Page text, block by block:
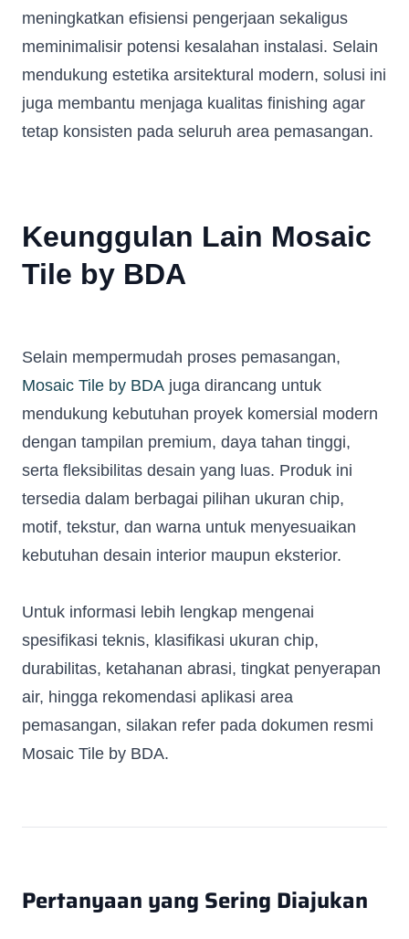
Fill in your data to download our E
Catalogue from BDA
close
Full Name
Whatsapp Number*
Email Address*
Occupation*
Submit
meningkatkan efisiensi pengerjaan sekaligus
meminimalisir potensi kesalahan instalasi. Selain
mendukung estetika arsitektural modern, solusi ini
juga membantu menjaga kualitas finishing agar
tetap konsisten pada seluruh area pemasangan.
Keunggulan Lain Mosaic
Tile by BDA
Selain mempermudah proses pemasangan,
Mosaic Tile by BDA juga dirancang untuk
mendukung kebutuhan proyek komersial modern
dengan tampilan premium, daya tahan tinggi,
serta fleksibilitas desain yang luas. Produk ini
tersedia dalam berbagai pilihan ukuran chip,
motif, tekstur, dan warna untuk menyesuaikan
kebutuhan desain interior maupun eksterior.
Untuk informasi lebih lengkap mengenai
spesifikasi teknis, klasifikasi ukuran chip,
durabilitas, ketahanan abrasi, tingkat penyerapan
air, hingga rekomendasi aplikasi area
pemasangan, silakan refer pada dokumen resmi
Mosaic Tile by BDA.
Pertanyaan yang Sering Diajukan